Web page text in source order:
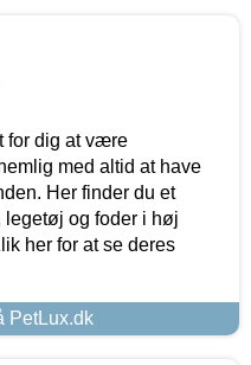
for dig at være
med altid at have
Her finder du et
legetøj og foder i høj
her for at se deres
PetLux.dk